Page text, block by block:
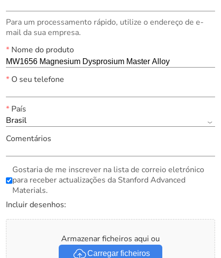
Para um processamento rápido, utilize o endereço de e-
mail da sua empresa.
*Nome do produto
*O seu telefone
*País
Brasil
Comentários
Gostaria de me inscrever na lista de correio eletrónico
para receber actualizações da Stanford Advanced
Materials.
Incluir desenhos:
Armazenar ficheiros aqui ou
Carregar ficheiros